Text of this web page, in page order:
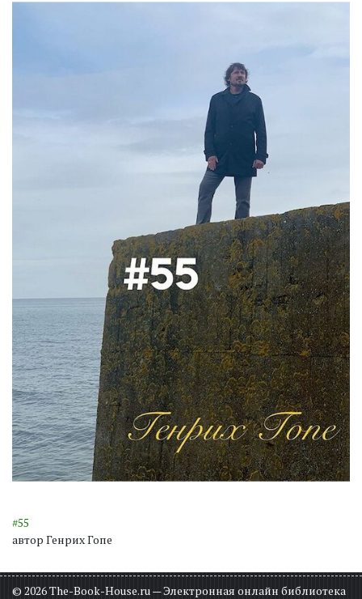
#55
автор Генрих Гопе
© 2026 The-Book-House.ru — Электронная онлайн библиотека